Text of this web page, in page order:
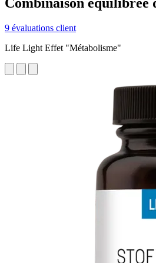
9 évaluations client
Life Light Effet "Métabolisme"